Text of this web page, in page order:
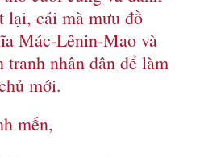
lại, cái mà mưu đồ
Mác-Lênin-Mao và
tranh nhân dân để làm
mới.
mến,